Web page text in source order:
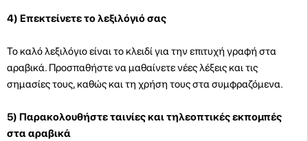
4) Επεκτείνετε το λεξιλόγιό σας
Το καλό λεξιλόγιο είναι το κλειδί για την επιτυχή γραφή στα
αραβικά. Προσπαθήστε να μαθαίνετε νέες λέξεις και τις
σημασίες τους, καθώς και τη χρήση τους στα συμφραζόμενα.
5) Παρακολουθήστε ταινίες και τηλεοπτικές εκπομπές
στα αραβικά